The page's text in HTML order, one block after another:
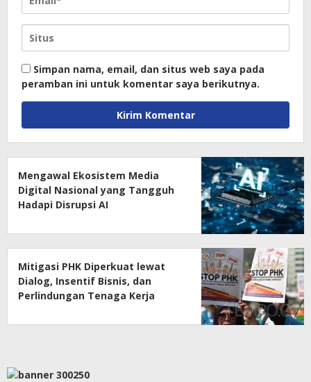
Simpan nama, email, dan situs web saya pada
peramban ini untuk komentar saya berikutnya.
Mengawal Ekosistem Media
Digital Nasional yang Tangguh
Hadapi Disrupsi AI
Mitigasi PHK Diperkuat lewat
Dialog, Insentif Bisnis, dan
Perlindungan Tenaga Kerja